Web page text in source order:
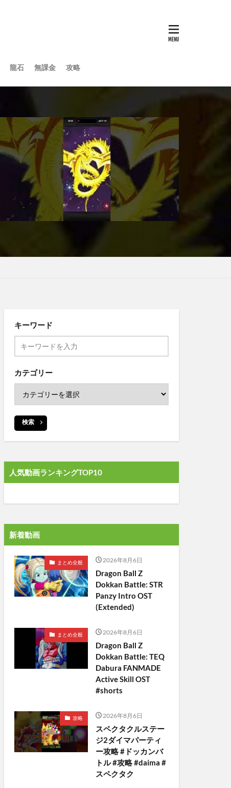
龍石 無課金 攻略
キーワード
カテゴリー
検索
人気動画ランキングTOP10
新着動画
まとめ全般 2026年8月6日
Dragon Ball Z
Dokkan Battle: STR
Panzy Intro OST
(Extended)
まとめ全般 2026年8月6日
Dragon Ball Z
Dokkan Battle: TEQ
Dabura FANMADE
Active Skill OST
#shorts
攻略 2026年8月6日
スペクタクルステー
ジ2ダイマパーティ
ー攻略 #ドッカンバ
トル #攻略 #daima #
スペクタク